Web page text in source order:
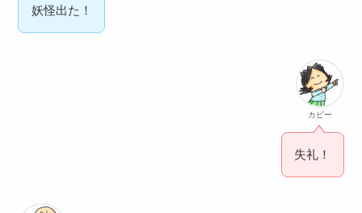
妖怪出た！
カピー
失礼！